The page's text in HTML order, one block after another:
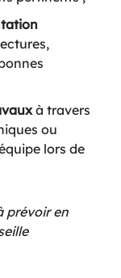
à travers
ou
lors de
prévoir en